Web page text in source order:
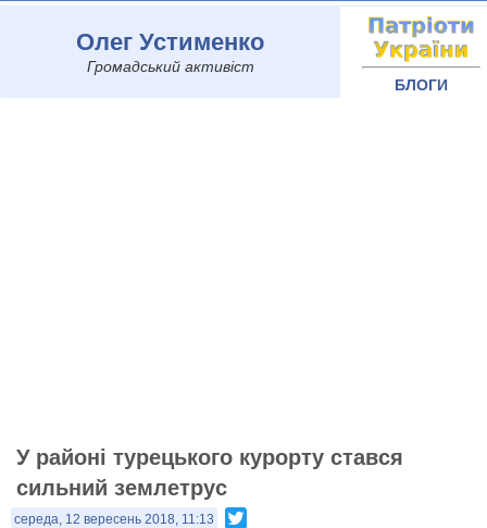
Олег Устименко
Громадський активіст
БЛОГИ
У районі турецького курорту стався
сильний землетрус
середа, 12 вересень 2018, 11:13